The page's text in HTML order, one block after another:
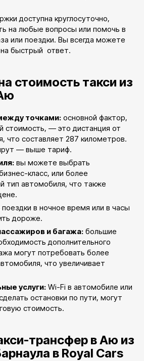
доступна круглосуточно,
на любые вопросы или помочь в
или поездки. Вы всегда можете
быстрый ответ.
стоимость такси из
точками: основной фактор,
стоимость, — это дистанция от
что составляет 287 километров.
— выше тариф.
вы можете выбрать
класс, или более
тип автомобиля, что также
поездки в ночное время или в часы
дороже.
и багажа: большие
дополнительного
могут потребовать более
что увеличивает
услуги: Wi-Fi в автомобиле или
остановки по пути, могут
стоимость.
трансфер в Аю из
в Royal Cars